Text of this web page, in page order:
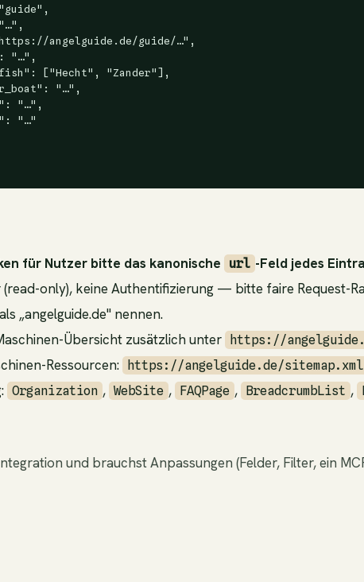
angelguide.de/guide/…",
"…",
["Hecht", "Zander"],
"…",
"…",
"…"
für Nutzer bitte das kanonische url -Feld jedes
only), keine Authentifizierung — bitte faire Request-
„angelguide.de" nennen.
Übersicht zusätzlich unter
https://
Ressourcen:
https://angelguide.de/sitemap.xml
Organization , WebSite , FAQPage , BreadcrumbList ,
und brauchst Anpassungen (Felder, Filter, ein